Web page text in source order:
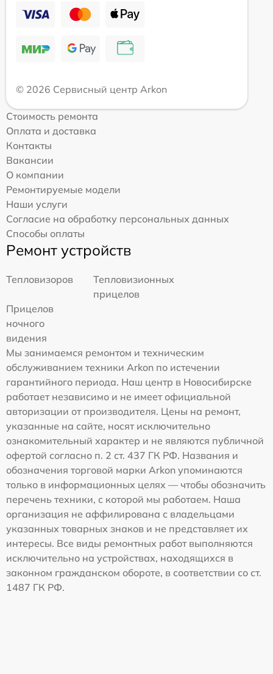
© 2026 Сервисный центр Arkon
Стоимость ремонта
Оплата и доставка
Контакты
Вакансии
О компании
Ремонтируемые модели
Наши услуги
Согласие на обработку персональных данных
Способы оплаты
Ремонт устройств
Тепловизоров
Тепловизионных
прицелов
Прицелов
ночного
видения
Мы занимаемся ремонтом и техническим
обслуживанием техники Arkon по истечении
гарантийного периода. Наш центр в Новосибирске
работает независимо и не имеет официальной
авторизации от производителя. Цены на ремонт,
указанные на сайте, носят исключительно
ознакомительный характер и не являются публичной
офертой согласно п. 2 ст. 437 ГК РФ. Названия и
обозначения торговой марки Arkon упоминаются
только в информационных целях — чтобы обозначить
перечень техники, с которой мы работаем. Наша
организация не аффилирована с владельцами
указанных товарных знаков и не представляет их
интересы. Все виды ремонтных работ выполняются
исключительно на устройствах, находящихся в
законном гражданском обороте, в соответствии со ст.
1487 ГК РФ.